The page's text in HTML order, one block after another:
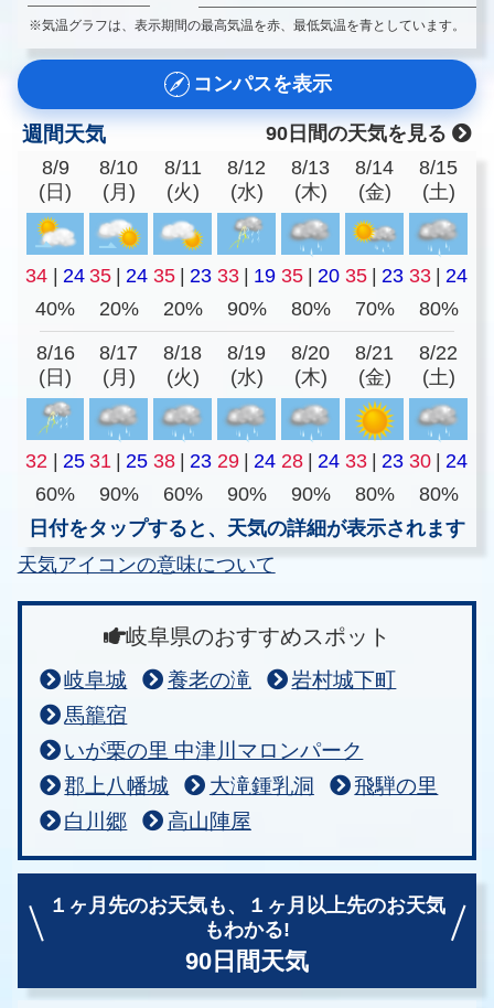
※気温グラフは、表示期間の最高気温を赤、最低気温を青としています。
コンパスを表示
週間天気
90日間の天気を見る
8/9
(日)
8/10
(月)
8/11
(火)
8/12
(水)
8/13
(木)
8/14
(金)
8/15
(土)
34 24 35 24 35 23 33 19 35 20 35 23 33
24
40%
20% 20% 90% 80% 70% 80%
8/16
(日)
8/17
(月)
8/18
(火)
8/19
(水)
8/20
(木)
8/21
(金)
8/22
(土)
32 25 31 25 38 23 29 24 28 24 33 23 30
24
60%
90% 60% 90% 90% 80%
80%
日付をタップすると、天気の詳細が表示されます
天気アイコンの意味について
岐阜県のおすすめスポット
岐阜城 養老の滝
岩村城下町
馬籠宿
いが栗の里 中津川マロンパーク
郡上八幡城
大滝鍾乳洞
飛騨の里
白川郷
高山陣屋
１ヶ月先のお天気も、
１ヶ月以上先のお天気
もわかる!
90日間天気